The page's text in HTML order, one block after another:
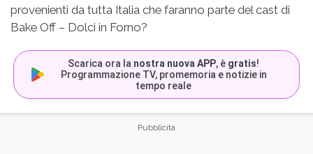
provenienti da tutta Italia che faranno parte del cast di
Bake Off – Dolci in Forno?
Scarica ora la nostra nuova APP, è gratis!
Programmazione TV, promemoria e notizie in
tempo reale